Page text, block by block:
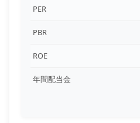
PER
PBR
ROE
年間配当金